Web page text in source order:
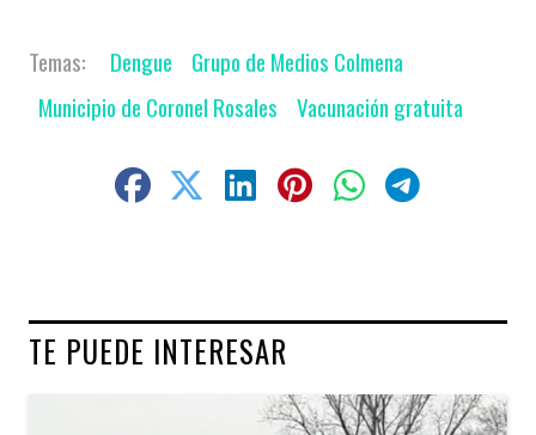
Dengue
Grupo de Medios Colmena
Municipio de Coronel Rosales
Vacunación gratuita
TE PUEDE INTERESAR